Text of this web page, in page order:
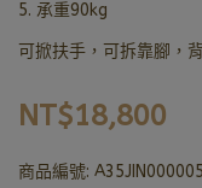
5. 承重90kg
可掀扶手，可拆靠腳，
NT$18,800
商品編號: